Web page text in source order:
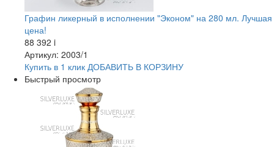
Графин ликерный в исполнении "Эконом" на 280 мл. Лучшая
цена!
88 392 i
Артикул: 2003/1
Купить в 1 клик ДОБАВИТЬ В КОРЗИНУ
Быстрый просмотр